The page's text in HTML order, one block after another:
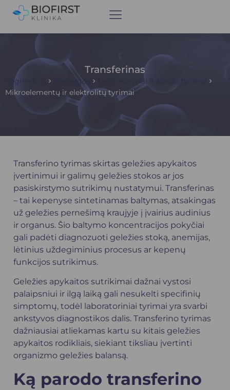
Transferinas
Pagrindinis Paslaugos
Laboratoriniai ir kraujo tyrimai
Mikroelementų ir elektrolitų tyrimai
Transferino tyrimas skirtas geležies apykaitos
įvertinimui ir galimų geležies stokos ar jos
pasiskirstymo sutrikimų nustatymui. Transferinas
– tai kepenyse sintetinamas baltymas, atsakingas
už geležies pernešimą kraujyje į įvairius audinius
ir organus. Šio baltymo koncentracijos pokyčiai
gali padėti diagnozuoti geležies stoką, anemijas,
lėtinius uždegiminius procesus ar kepenų
funkcijos sutrikimus.
Geležies apykaitos sutrikimai dažnai vystosi
palaipsniui ir ilgą laiką gali nesukelti specifinių
simptomų, todėl laboratoriniai tyrimai yra svarbi
ankstyvos diagnostikos dalis. Transferino tyrimas
dažniausiai atliekamas kartu su kitais geležies
apykaitos rodikliais, siekiant tiksliau įvertinti
organizmo geležies balansą.
Ką parodo transferino